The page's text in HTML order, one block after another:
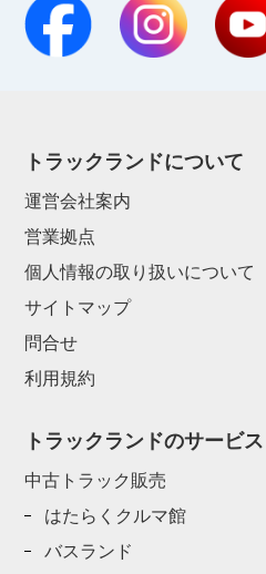
トラックランドについて
運営会社案内
営業拠点
個人情報の取り扱いについて
サイトマップ
問合せ
利用規約
トラックランドのサービス
中古トラック販売
はたらくクルマ館
バスランド